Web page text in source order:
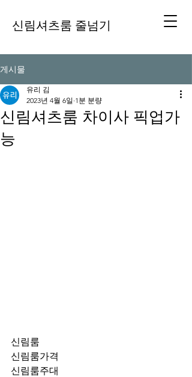
신림셔츠룸 줄넘기
게시물
신림셔츠룸 차이사 픽업가
능
유리 김
2023년 4월 6일 1분 분량
신림룸
신림룸가격
신림룸주대